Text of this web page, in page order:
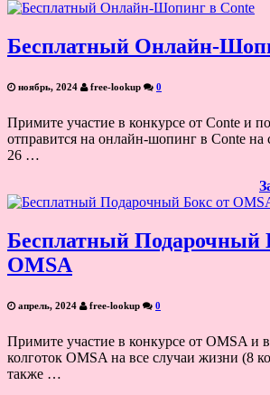
Бесплатный Онлайн-
ноябрь, 2024 free-lookup 0
Примите участие в конкурсе от Conte и
отправится на онлайн-шопинг в Conte
26 …
Бесплатный Подарочный
OMSA
апрель, 2024 free-lookup 0
Примите участие в конкурсе от OMSA и
колготок OMSA на все случаи жизни (8
также …